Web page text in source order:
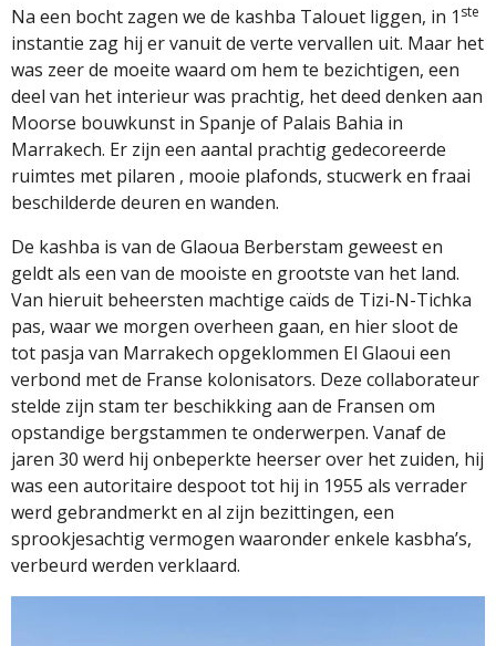
Na een bocht zagen we de kashba Talouet liggen, in 1 ste
instantie zag hij er vanuit de verte vervallen uit. Maar het
was zeer de moeite waard om hem te bezichtigen, een
deel van het interieur was prachtig, het deed denken aan
Moorse bouwkunst in Spanje of Palais Bahia in
Marrakech. Er zijn een aantal prachtig gedecoreerde
ruimtes met pilaren , mooie plafonds, stucwerk en fraai
beschilderde deuren en wanden.
De kashba is van de Glaoua Berberstam geweest en
geldt als een van de mooiste en grootste van het land.
Van hieruit beheersten machtige caïds de Tizi-N-Tichka
pas, waar we morgen overheen gaan, en hier sloot de
tot pasja van Marrakech opgeklommen El Glaoui een
verbond met de Franse kolonisators. Deze collaborateur
stelde zijn stam ter beschikking aan de Fransen om
opstandige bergstammen te onderwerpen. Vanaf de
jaren 30 werd hij onbeperkte heerser over het zuiden, hij
was een autoritaire despoot tot hij in 1955 als verrader
werd gebrandmerkt en al zijn bezittingen, een
sprookjesachtig vermogen waaronder enkele kasbha’s,
verbeurd werden verklaard.